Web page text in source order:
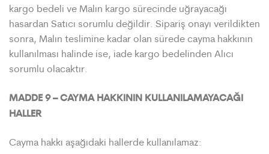
kargo bedeli ve Malın kargo sürecinde uğrayacağı
hasardan Satıcı sorumlu değildir. Sipariş onayı verildikten
sonra, Malın teslimine kadar olan sürede cayma hakkının
kullanılması halinde ise, iade kargo bedelinden Alıcı
sorumlu olacaktır.
MADDE 9 – CAYMA HAKKININ KULLANILAMAYACAĞI
HALLER
Cayma hakkı aşağıdaki hallerde kullanılamaz: